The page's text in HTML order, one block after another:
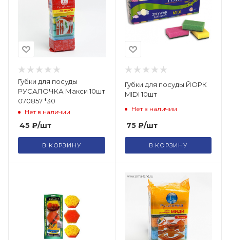
Губки для посуды
РУСАЛОЧКА Макси 10шт
070857 *30
Нет в наличии
45 ₽/шт
В КОРЗИНУ
Губки для посуды ЙОРК
MIDI 10шт
Нет в наличии
75₽/шт
В КОРЗИНУ